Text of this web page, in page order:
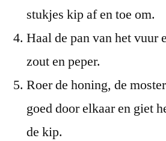
stukjes kip af en toe om.
Haal de pan van het vuur
zout en peper.
Roer de honing, de
goed door elkaar en giet
de kip.